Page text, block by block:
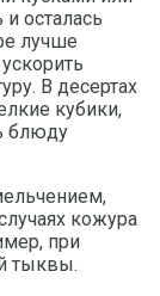
осталась
лучше
В десертах
кубики,
блюду
кожура
при
тыквы.